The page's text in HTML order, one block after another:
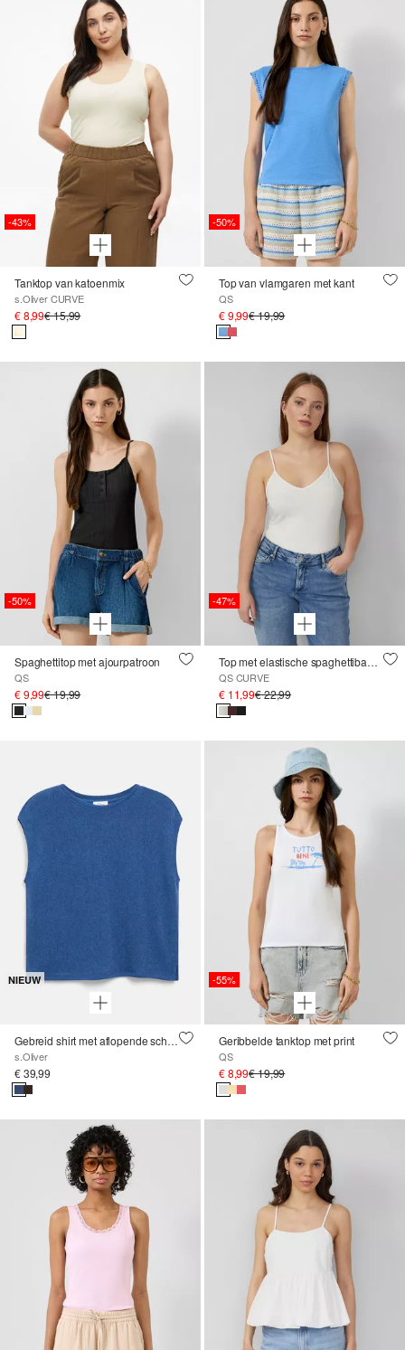
-43%
Tanktop van katoenmix
s.Oliver CURVE
€ 8,99€ 15,99
-50%
Top van vlamgaren met kant
QS
€ 9,99€ 19,99
-50%
Spaghettitop met ajourpatroon
QS
€ 9,99€ 19,99
-47%
Top met elastische spaghettibandjes
QS CURVE
€ 11,99€ 22,99
NIEUW
Gebreid shirt met aflopende schouders
s.Oliver
€ 39,99
-55%
Geribbelde tanktop met print
QS
€ 8,99€ 19,99